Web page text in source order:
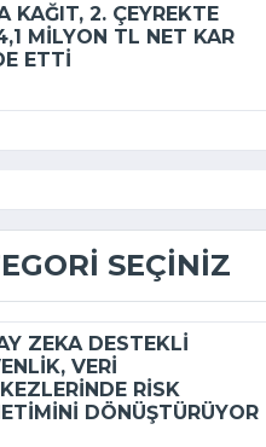
KAĞIT, 2. ÇEYREKTE
MILYON TL NET KAR
ETTI
SEÇINIZ
ZEKA DESTEKLI
VERI
RISK
DÖNÜŞTÜRÜYOR